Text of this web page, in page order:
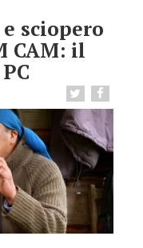
sciopero
CAM: il